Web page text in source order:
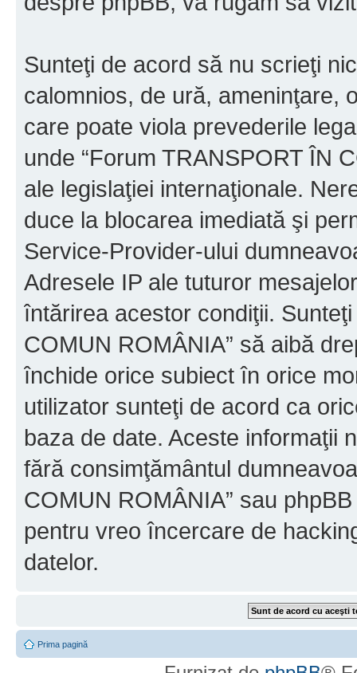
Sunteţi de acord să nu scrieţi
calomnios, de ură, ameninţare,
care poate viola prevederile
unde “Forum TRANSPORT ÎN
ale legislaţiei internaţionale.
duce la blocarea imediată şi
Service-Provider-ului
Adresele IP ale tuturor
întărirea acestor condiţii.
COMUN ROMÂNIA” să aibă
închide orice subiect în orice
utilizator sunteţi de acord ca
baza de date. Aceste informaţii
fără consimţământul
COMUN ROMÂNIA” sau
pentru vreo încercare de
datelor.
Prima pagină